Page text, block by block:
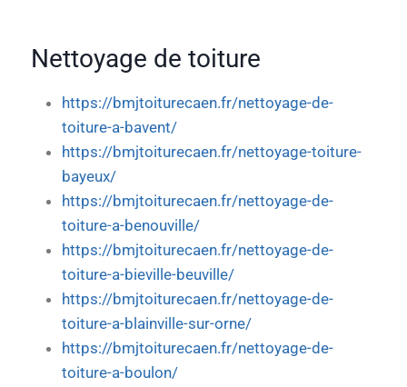
Nettoyage de toiture
https://bmjtoiturecaen.fr/nettoyage-de-
toiture-a-bavent/
https://bmjtoiturecaen.fr/nettoyage-toiture-
bayeux/
https://bmjtoiturecaen.fr/nettoyage-de-
toiture-a-benouville/
https://bmjtoiturecaen.fr/nettoyage-de-
toiture-a-bieville-beuville/
https://bmjtoiturecaen.fr/nettoyage-de-
toiture-a-blainville-sur-orne/
https://bmjtoiturecaen.fr/nettoyage-de-
toiture-a-boulon/